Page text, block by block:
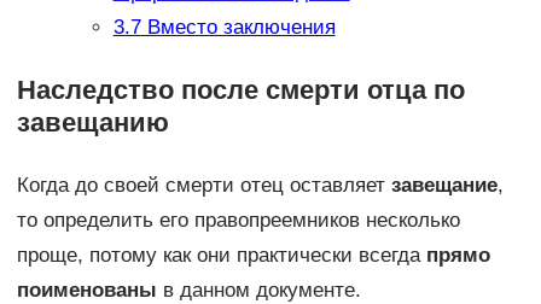
3.7Вместо заключения
Наследство после смерти отца по
завещанию
Когда до своей смерти отец оставляет завещание,
то определить его правопреемников несколько
проще, потому как они практически всегда прямо
поименованы в данном документе.